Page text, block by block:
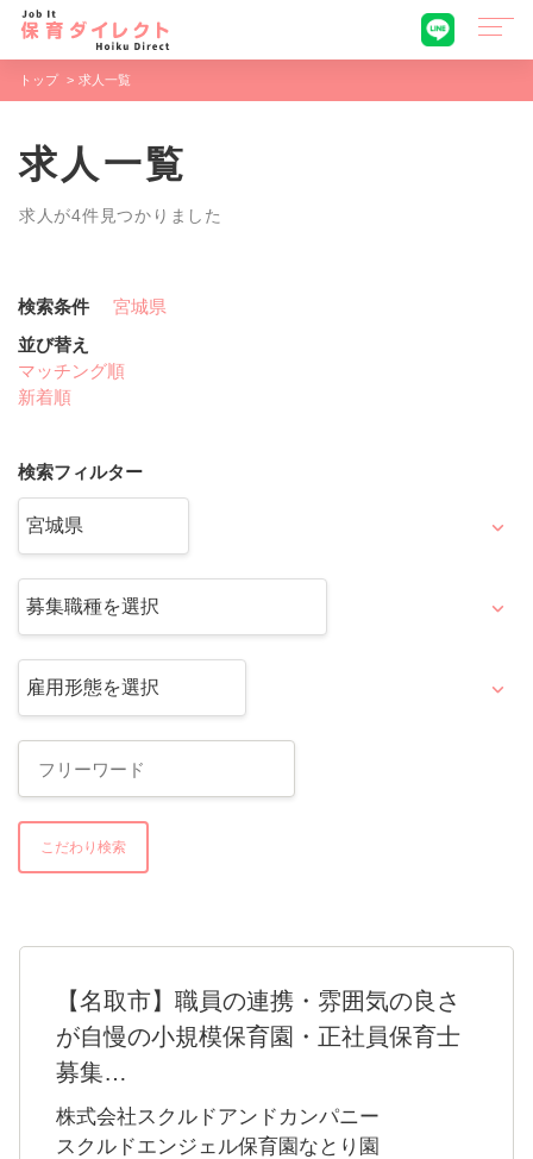
トップ 求人一覧
求人一覧
求人が4件見つかりました
検索条件
宮城県
並び替え
マッチング順
新着順
検索フィルター
こだわり検索
【名取市】職員の連携・雰囲気の良さ
が自慢の小規模保育園・正社員保育士
募集
スクルドエンジェル保育園なとり園のポイン
ト5選
株式会社スクルドアンドカンパニー
スクルドエンジェル保育園なとり園